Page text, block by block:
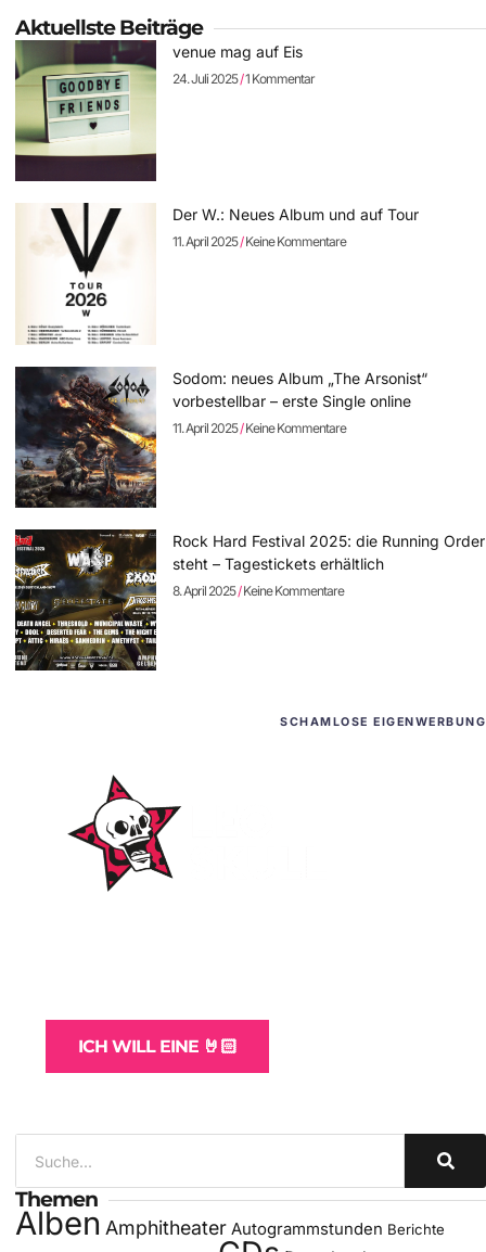
Aktuellste Beiträge
venue mag auf Eis
24. Juli 2025 1 Kommentar
Der W.: Neues Album und auf Tour
11. April 2025 Keine Kommentare
Sodom: neues Album „The Arsonist“
vorbestellbar – erste Single online
11. April 2025 Keine Kommentare
Rock Hard Festival 2025: die Running Order
steht – Tagestickets erhältlich
8. April 2025 Keine Kommentare
SCHAMLOSE EIGENWERBUNG
ICH WILL EINE 🤘🏻
Themen
Alben Amphitheater Autogrammstunden Berichte